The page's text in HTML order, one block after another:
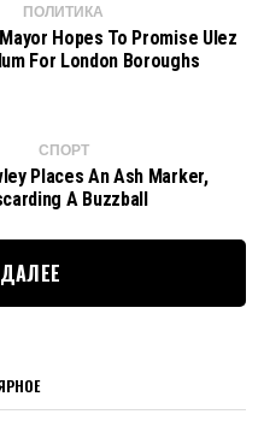
ПОЛИТИКА
Hopes To Promise Ulez
For London Boroughs
СПОРТ
Places An Ash Marker,
A Buzzball